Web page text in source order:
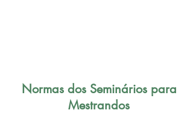
Normas dos Seminários para
Mestrandos